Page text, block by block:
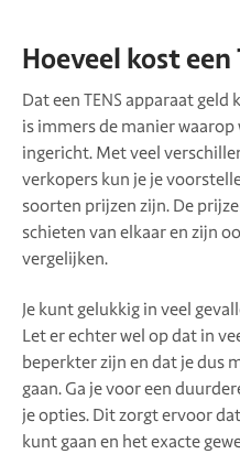
Hoeveel kost een
Dat een TENS apparaat
is immers de manier
ingericht. Met veel
verkopers kun je je
soorten prijzen zijn. De
schieten van elkaar en zijn
vergelijken.
Je kunt gelukkig in veel
Let er echter wel op dat in
beperkter zijn en dat je dus
gaan. Ga je voor een
je opties. Dit zorgt ervoor
kunt gaan en het exacte